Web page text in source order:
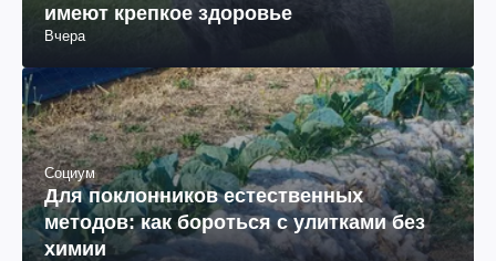
имеют крепкое здоровье
Вчера
Социум
Для поклонников естественных
методов: как бороться с улитками без
химии